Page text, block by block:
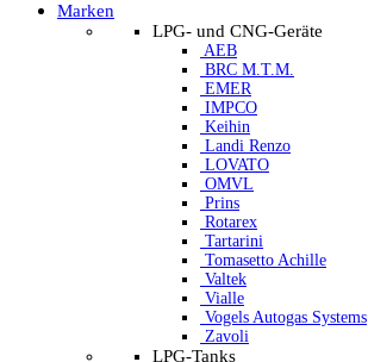
Marken
LPG- und CNG-Geräte
AEB
BRC M.T.M.
EMER
IMPCO
Keihin
Landi Renzo
LOVATO
OMVL
Prins
Rotarex
Tartarini
Tomasetto Achille
Valtek
Vialle
Vogels Autogas Systems
Zavoli
LPG-Tanks